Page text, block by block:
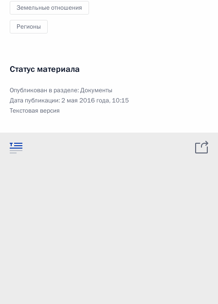
Земельные отношения
Регионы
Статус материала
Опубликован в разделе:Документы
Дата публикации:2 мая 2016 года, 10:15
Текстовая версия